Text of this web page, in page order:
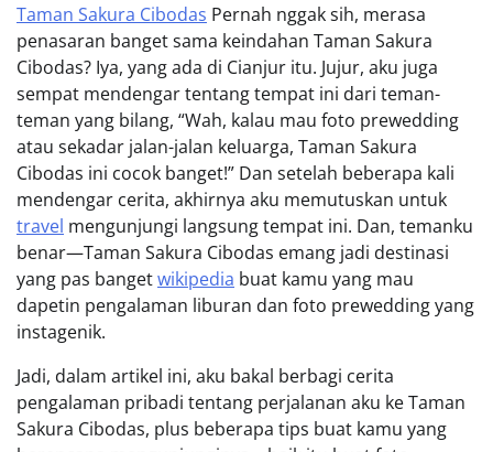
Taman Sakura Cibodas Pernah nggak sih, merasa
penasaran banget sama keindahan Taman Sakura
Cibodas? Iya, yang ada di Cianjur itu. Jujur, aku juga
sempat mendengar tentang tempat ini dari teman-
teman yang bilang, “Wah, kalau mau foto prewedding
atau sekadar jalan-jalan keluarga, Taman Sakura
Cibodas ini cocok banget!” Dan setelah beberapa kali
mendengar cerita, akhirnya aku memutuskan untuk
travel mengunjungi langsung tempat ini. Dan, temanku
benar—Taman Sakura Cibodas emang jadi destinasi
yang pas bangetwikipedia buat kamu yang mau
dapetin pengalaman liburan dan foto prewedding yang
instagenik.
Jadi, dalam artikel ini, aku bakal berbagi cerita
pengalaman pribadi tentang perjalanan aku ke Taman
Sakura Cibodas, plus beberapa tips buat kamu yang